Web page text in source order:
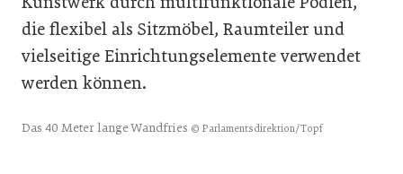
die flexibel als Sitzmöbel, Raumteiler und
vielseitige Einrichtungselemente verwendet
werden können.
Das 40 Meter lange Wandfries © Parlamentsdirektion/Topf